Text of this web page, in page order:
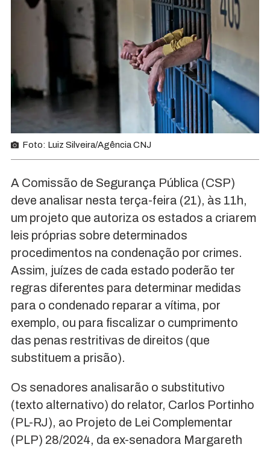
Foto: Luiz Silveira/Agência CNJ
A Comissão de Segurança Pública (CSP)
deve analisar nesta terça-feira (21), às 11h,
um projeto que autoriza os estados a criarem
leis próprias sobre determinados
procedimentos na condenação por crimes.
Assim, juízes de cada estado poderão ter
regras diferentes para determinar medidas
para o condenado reparar a vítima, por
exemplo, ou para fiscalizar o cumprimento
das penas restritivas de direitos (que
substituem a prisão).
Os senadores analisarão o substitutivo
(texto alternativo) do relator, Carlos Portinho
(PL-RJ), ao Projeto de Lei Complementar
(PLP) 28/2024, da ex-senadora Margareth